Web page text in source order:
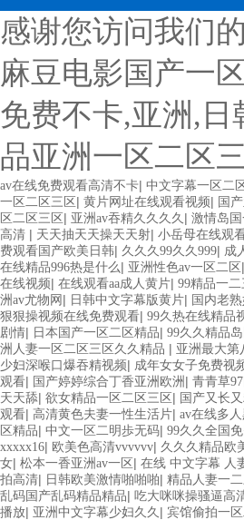
感谢您访问我们
麻豆电影国产一
免费不卡,亚洲,
品亚洲一区二区
av在线免费观看高清不卡| 中文字幕一区二
一区二区三区 | 黄片网址在线观看视频| 国
区二区三区 | 亚洲av吞精久久久久 | 激情岛
高清 | 天天抽天天操天天射| 小岳母在线观
费观看国产欧美日韩| 久久久99久久999| 成
在线精品996热是什么| 亚洲性色av一区二区 |
在线视频| 在线观看aa成人黄片| 99精品一
洲av尤物网 | 日韩中文字幕版黄片| 国内老
狠狠操视频在线免费观看| 99久热在线精品
剧情| 日本国产一区二区精品| 99久久精品
洲人妻一区二区三区久久精品 | 亚洲最大第
少妇深喉口爆吞精视频| 成年女女子免费视
观看| 国产婷婷综合丁香亚洲欧洲 | 青青草
天天舔| 欲女精品一区二区三区 | 国产又长
观看| 高清黄色夫妻一性生活片| av在线多
区精品| 中文一区二明歩无码| 99久久全国
xxxxx16| 欧美色高清vvvvvv| 久久久精品欧
女| 松本一香亚洲av一区 | 在线 中文字幕 人
拍高清| 日韩欧美激情啪啪啪| 精品人妻一
乱码国产乱码精品精品| 吃大咪咪操骚逼高
播放| 亚洲中文字幕少妇久久 | 宾馆偷拍一